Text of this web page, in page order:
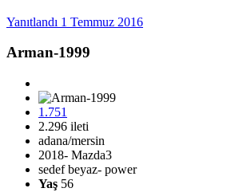
Yanıtlandı 1 Temmuz 2016
Arman-1999
1.751
2.296 ileti
adana/mersin
2018- Mazda3
sedef beyaz- power
Yaş 56